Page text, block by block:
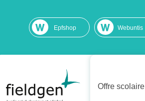
Epfshop Webuntis
Offre scolaire